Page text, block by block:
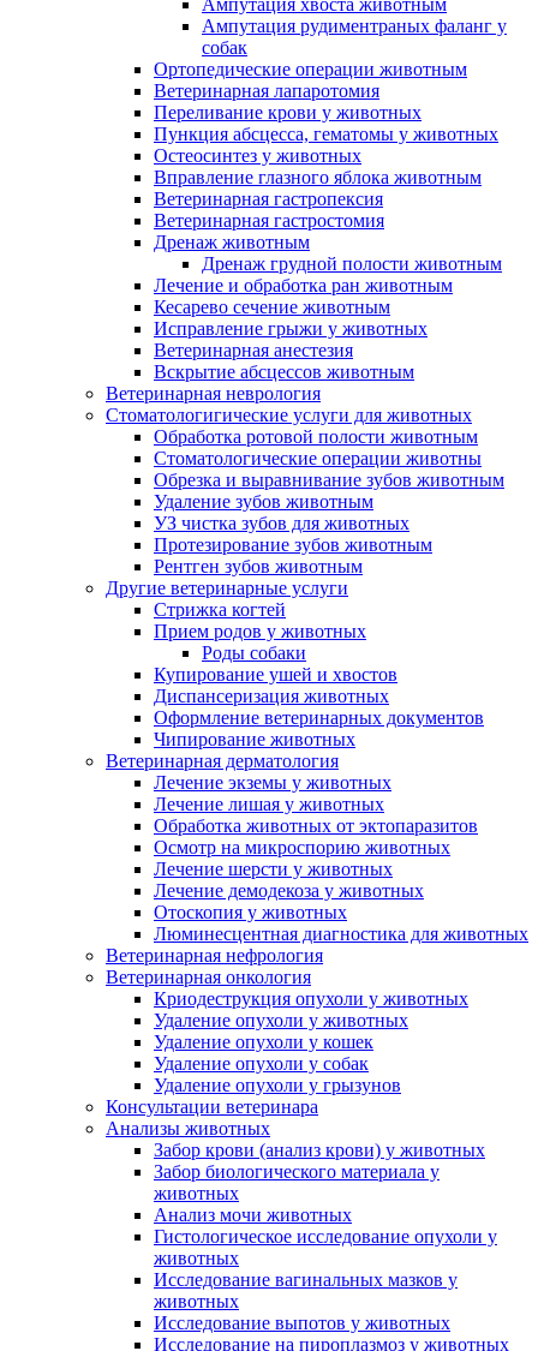
Ампутация хвоста животным
Ампутация рудиментраных фаланг у
собак
Ортопедические операции животным
Ветеринарная лапаротомия
Переливание крови у животных
Пункция абсцесса, гематомы у животных
Остеосинтез у животных
Вправление глазного яблока животным
Ветеринарная гастропексия
Ветеринарная гастростомия
Дренаж животным
Дренаж грудной полости животным
Лечение и обработка ран животным
Кесарево сечение животным
Исправление грыжи у животных
Ветеринарная анестезия
Вскрытие абсцессов животным
Ветеринарная неврология
Стоматологигические услуги для животных
Обработка ротовой полости животным
Стоматологические операции животны
Обрезка и выравнивание зубов животным
Удаление зубов животным
УЗ чистка зубов для животных
Протезирование зубов животным
Рентген зубов животным
Другие ветеринарные услуги
Стрижка когтей
Прием родов у животных
Роды собаки
Купирование ушей и хвостов
Диспансеризация животных
Оформление ветеринарных документов
Чипирование животных
Ветеринарная дерматология
Лечение экземы у животных
Лечение лишая у животных
Обработка животных от эктопаразитов
Осмотр на микроспорию животных
Лечение шерсти у животных
Лечение демодекоза у животных
Отоскопия у животных
Люминесцентная диагностика для животных
Ветеринарная нефрология
Ветеринарная онкология
Криодеструкция опухоли у животных
Удаление опухоли у животных
Удаление опухоли у кошек
Удаление опухоли у собак
Удаление опухоли у грызунов
Консультации ветеринара
Анализы животных
Забор крови (анализ крови) у животных
Забор биологического материала у
животных
Анализ мочи животных
Гистологическое исследование опухоли у
животных
Исследование вагинальных мазков у
животных
Исследование выпотов у животных
Исследование на пироплазмоз у животных